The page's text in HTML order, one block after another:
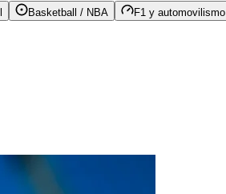
Basketball / NBA F1 y automovilismo